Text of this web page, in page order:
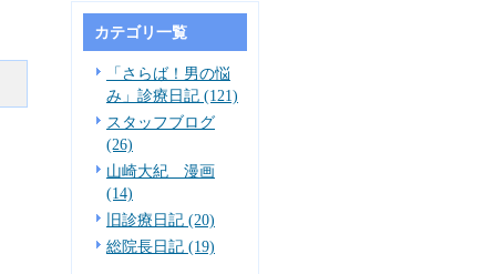
カテゴリ一覧
「さらば！男の悩
み」診療日記 (121)
スタッフブログ
(26)
山崎大紀 漫画
(14)
旧診療日記 (20)
総院長日記 (19)